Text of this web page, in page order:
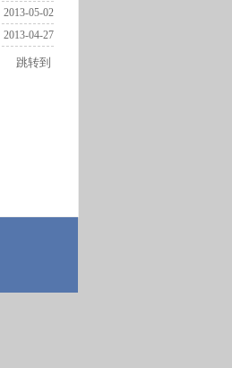
2013-05-02
2013-04-27
跳转到